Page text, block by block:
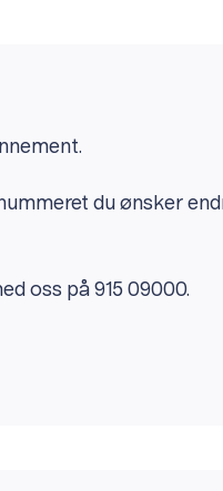
du ønsker
oss på 915 09000.